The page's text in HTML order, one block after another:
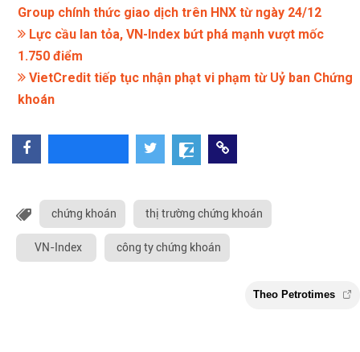
Group chính thức giao dịch trên HNX từ ngày 24/12
Lực cầu lan tỏa, VN-Index bứt phá mạnh vượt mốc
1.750 điểm
VietCredit tiếp tục nhận phạt vi phạm từ Uỷ ban Chứng
khoán
chứng khoán thị trường chứng khoán
VN-Index công ty chứng khoán